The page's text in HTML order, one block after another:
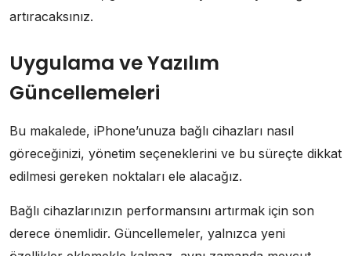
artıracaksınız.
Uygulama ve Yazılım
Güncellemeleri
Bu makalede, iPhone’unuza bağlı cihazları nasıl
göreceğinizi, yönetim seçeneklerini ve bu süreçte dikkat
edilmesi gereken noktaları ele alacağız.
Bağlı cihazlarınızın performansını artırmak için son
derece önemlidir. Güncellemeler, yalnızca yeni